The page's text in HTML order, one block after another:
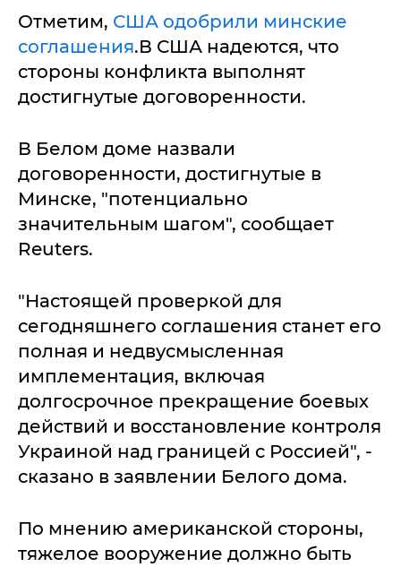
Отметим, США одобрили минские
соглашения.В США надеются, что
стороны конфликта выполнят
достигнутые договоренности.
В Белом доме назвали
договоренности, достигнутые в
Минске, "потенциально
значительным шагом", сообщает
Reuters.
"Настоящей проверкой для
сегодняшнего соглашения станет его
полная и недвусмысленная
имплементация, включая
долгосрочное прекращение боевых
действий и восстановление контроля
Украиной над границей с Россией", -
сказано в заявлении Белого дома.
По мнению американской стороны,
тяжелое вооружение должно быть